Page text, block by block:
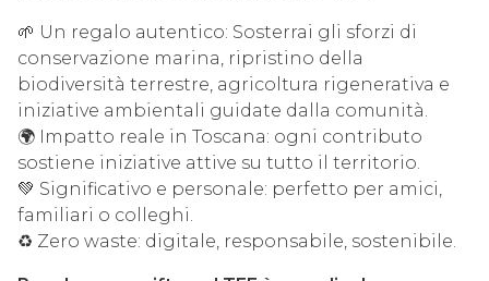
🌱 Un regalo autentico: Sosterrai gli sforzi di
conservazione marina, ripristino della
biodiversità terrestre, agricoltura rigenerativa e
iniziative ambientali guidate dalla comunità.
🌍 Impatto reale in Toscana: ogni contributo
sostiene iniziative attive su tutto il territorio.
💚 Significativo e personale: perfetto per amici,
familiari o colleghi.
♻️ Zero waste: digitale, responsabile, sostenibile.